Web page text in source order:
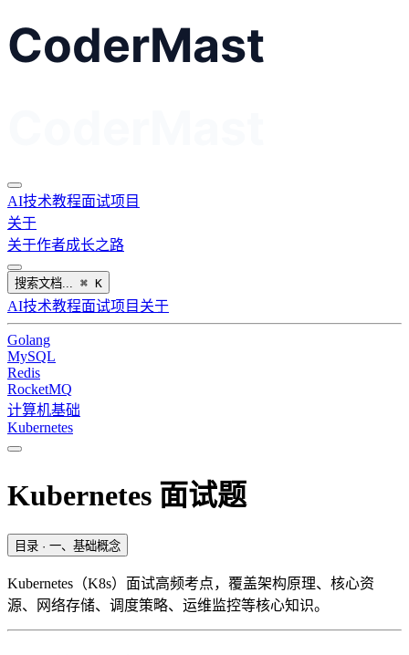
AI技术教程面试项目
关于
关于作者成长之路
搜索文档... ⌘ K
AI技术教程面试项目 关于
Golang
MySQL
Redis
RocketMQ
计算机基础
Kubernetes
Kubernetes 面试题
目录 · 一、基础概念
Kubernetes（K8s）面试高频考点，覆盖架构原理、核心资
源、网络存储、调度策略、运维监控等核心知识。